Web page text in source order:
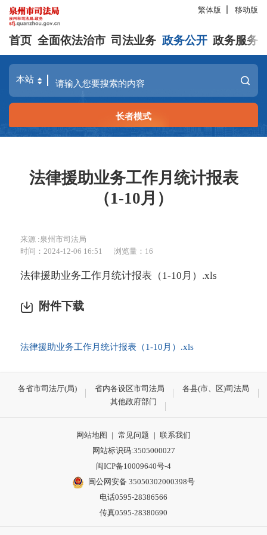
繁体版 移动版
首页 全面依法治市 司法业务 政务公开 政务服务
长者模式
法律援助业务工作月统计报表
（1-10月）
来源 :泉州市司法局
时间：2024-12-06 16:51
浏览量： 16
法律援助业务工作月统计报表（1-10月）.xls
附件下载
法律援助业务工作月统计报表（1-10月）.xls
各省市司法厅(局) 省内各设区市司法局
各县(市、区)司法局
其他政府部门
网站地图 | 常见问题 | 联系我们
网站标识码:3505000027
闽ICP备10009640号-4
闽公网安备 35050302000398号
电话0595-28386566
传真0595-28380690